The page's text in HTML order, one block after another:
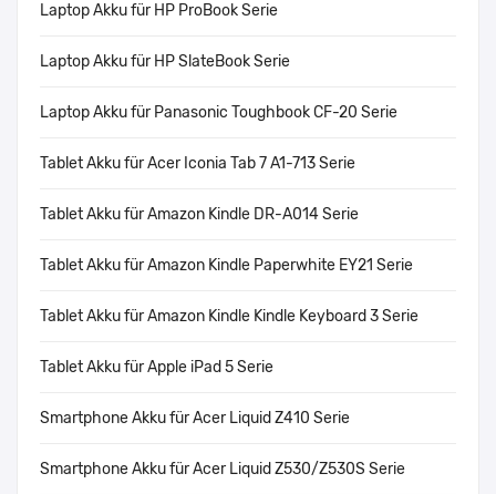
Laptop Akku für HP ProBook Serie
Laptop Akku für HP SlateBook Serie
Laptop Akku für Panasonic Toughbook CF-20 Serie
Tablet Akku für Acer Iconia Tab 7 A1-713 Serie
Tablet Akku für Amazon Kindle DR-A014 Serie
Tablet Akku für Amazon Kindle Paperwhite EY21 Serie
Tablet Akku für Amazon Kindle Kindle Keyboard 3 Serie
Tablet Akku für Apple iPad 5 Serie
Smartphone Akku für Acer Liquid Z410 Serie
Smartphone Akku für Acer Liquid Z530/Z530S Serie